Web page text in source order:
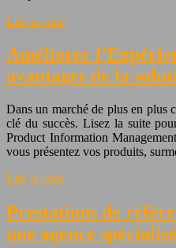
Lire la suite
Améliorer
avantages de la
Dans un marché de plus en plus
clé du succès. Lisez la suite
Product Information
vous présentez vos produits,
Lire la suite
Prestations de
une agence